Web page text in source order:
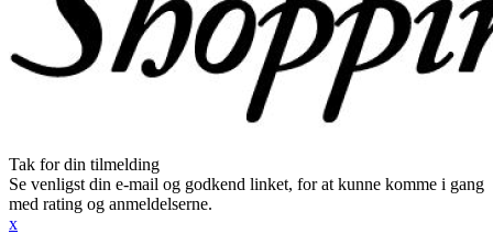
Tak for din tilmelding
Se venligst din e-mail og godkend linket, for at kunne komme i gang
med rating og anmeldelserne.
x